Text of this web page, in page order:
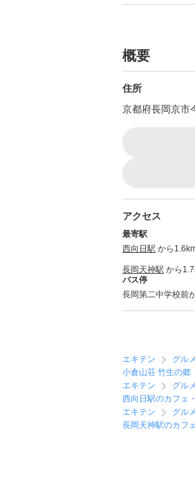
概要
住所
京都府長岡京市
アクセス
最寄駅
西向日駅 から
長岡天神駅 から
バス停
長岡第二中学校前
エキテン グルメ
小倉山荘 竹生の郷
エキテン
グルメ
西向日駅のカフェ
エキテン
グルメ
長岡天神駅のカフ